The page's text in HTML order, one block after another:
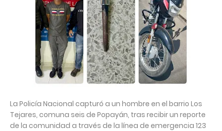
La Policía Nacional capturó a un hombre en el barrio Los
Tejares, comuna seis de Popayán, tras recibir un reporte
de la comunidad a través de la línea de emergencia 123